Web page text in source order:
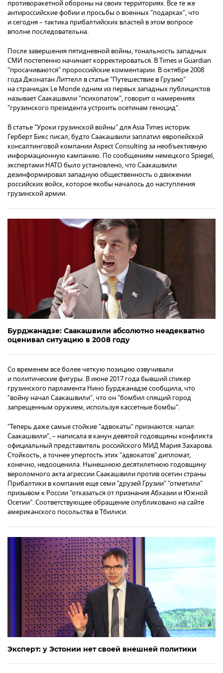
противоракетной обороны на своих территориях. Все те же
антироссийские фобии и просьбы о военных "подарках", что
и сегодня – тактика прибалтийских властей в этом вопросе
вполне последовательна.
После завершения пятидневной войны, тональность западных
СМИ постепенно начинает корректироваться. В Times и Guardian
"просачиваются" пророссийские комментарии. В октябре 2008
года Джонатан Литтелл в статье "Путешествие в Грузию"
на страницах Le Monde одним из первых западных публицистов
называет Саакашвили "психопатом", говорит о намерениях
"грузинского президента устроить осетинам геноцид".
В статье "Уроки грузинской войны" для Asia Times историк
Герберт Бикс писал, будто Саакашвили заплатил европейской
консалтинговой компании Aspect Consulting за необъективную
информационную кампанию. По сообщениям немецкого Spiegel,
экспертами НАТО было установлено, что Саакашвили
дезинформировал западную общественность о движении
российских войск, которое якобы началось до наступления
грузинской армии.
Бурджанадзе: Саакашвили абсолютно неадекватно
оценивал ситуацию в 2008 году
Со временем все более четкую позицию озвучивали
и политические фигуры. В июне 2017 года бывший спикер
грузинского парламента Нино Бурджанадзе сообщила, что
"войну начал Саакашвили", что он "бомбил спящий город
запрещенным оружием, используя кассетные бомбы".
"Теперь даже самые стойкие "адвокаты" признаются: напал
Саакашвили", – написала в канун девятой годовщины конфликта
официальный представитель российского МИД Мария Захарова.
Стойкость, а точнее упертость этих "адвокатов" дипломат,
конечно, недооценила. Нынешнюю десятилетнюю годовщину
вероломного акта агрессии Саакашвили против осетин страны
Прибалтики в компания еще семи "друзей Грузии" "отметили"
призывом к России "отказаться от признания Абхазии и Южной
Осетии". Соответствующее обращение опубликовано на сайте
американского посольства в Тбилиси.
Эксперт: у Эстонии нет своей внешней политики